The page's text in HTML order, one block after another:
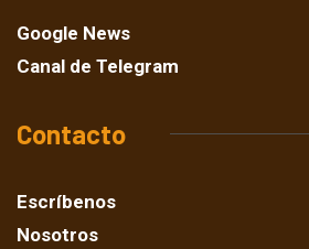
Google News
Canal de Telegram
Contacto
Escríbenos
Nosotros